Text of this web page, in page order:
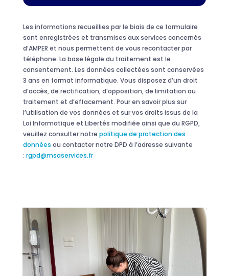
Les informations recueillies par le biais de ce formulaire
sont enregistrées et transmises aux services concernés
d’AMPER et nous permettent de vous recontacter par
téléphone. La base légale du traitement est le
consentement. Les données collectées sont conservées
3 ans en format informatique. Vous disposez d’un droit
d’accès, de rectification, d’opposition, de limitation au
traitement et d’effacement. Pour en savoir plus sur
l’utilisation de vos données et sur vos droits issus de la
Loi Informatique et Libertés modifiée ainsi que du RGPD,
veuillez consulter notre politique de protection des
données ou contacter notre DPD à l’adresse suivante
: rgpd@msaservices.fr